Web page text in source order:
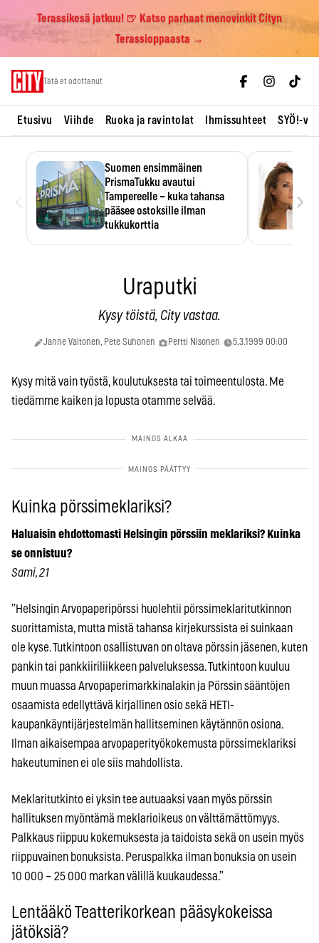
Terassikesä jatkuu! 🍺 Katso parhaat menovinkit Cityn
Terassioppaasta →
Tätä et odottanut
Etusivu Viihde Ruoka ja ravintolat Ihmissuhteet SYÖ!-
Suomen ensimmäinen
PrismaTukku avautui
Tampereelle – kuka tahansa
pääsee ostoksille ilman
tukkukorttia
›
Uraputki
Kysy töistä, City vastaa.
Janne Valtonen, Pete Suhonen Pertti Nisonen 5.3.1999 00:00
Kysy mitä vain työstä, koulutuksesta tai toimeentulosta. Me
tiedämme kaiken ja lopusta otamme selvää.
Kuinka pörssimeklariksi?
Haluaisin ehdottomasti Helsingin pörssiin meklariksi? Kuinka
se onnistuu?
Sami, 21
”Helsingin Arvopaperipörssi huolehtii pörssimeklaritutkinnon
suorittamista, mutta mistä tahansa kirjekurssista ei suinkaan
ole kyse. Tutkintoon osallistuvan on oltava pörssin jäsenen, kuten
pankin tai pankkiiriliikkeen palveluksessa. Tutkintoon kuuluu
muun muassa Arvopaperimarkkinalakin ja Pörssin sääntöjen
osaamista edellyttävä kirjallinen osio sekä HETI-
kaupankäyntijärjestelmän hallitseminen käytännön osiona.
Ilman aikaisempaa arvopaperityökokemusta pörssimeklariksi
hakeutuminen ei ole siis mahdollista.
Meklaritutkinto ei yksin tee autuaaksi vaan myös pörssin
hallituksen myöntämä meklarioikeus on välttämättömyys.
Palkkaus riippuu kokemuksesta ja taidoista sekä on usein myös
riippuvainen bonuksista. Peruspalkka ilman bonuksia on usein
10 000 – 25 000 markan välillä kuukaudessa.”
Lentääkö Teatterikorkean pääsykokeissa
jätöksiä?